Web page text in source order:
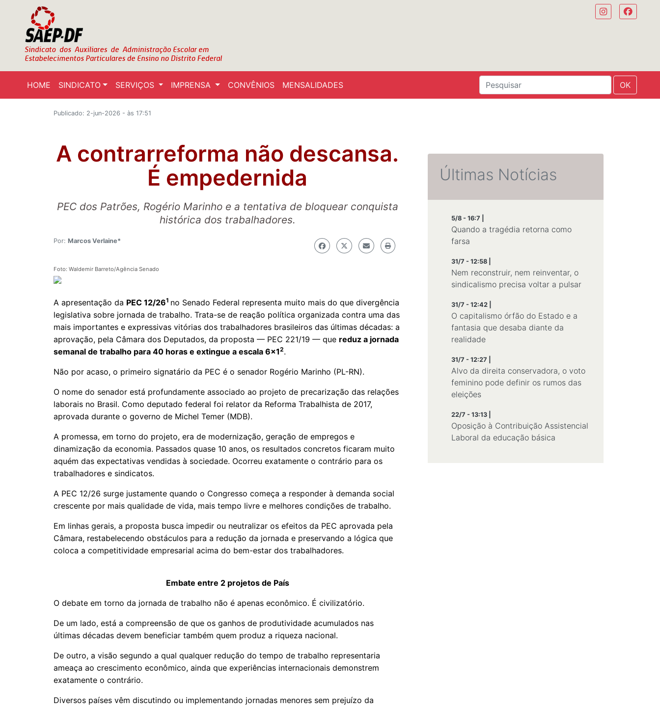
HOME SINDICATO SERVIÇOS IMPRENSA CONVÊNIOS MENSALIDADES OK
Publicado: 2-jun-2026 - às 17:51
A contrarreforma não descansa.
É empedernida
PEC dos Patrões, Rogério Marinho e a tentativa de bloquear conquista
histórica dos trabalhadores.
Por: Marcos Verlaine*
Foto: Waldemir Barreto/Agência Senado
A apresentação da PEC 12/261 no Senado Federal representa muito mais do que divergência
legislativa sobre jornada de trabalho. Trata-se de reação política organizada contra uma das
mais importantes e expressivas vitórias dos trabalhadores brasileiros das últimas décadas: a
aprovação, pela Câmara dos Deputados, da proposta — PEC 221/19 — que reduz a jornada
semanal de trabalho para 40 horas e extingue a escala 6x12.
Não por acaso, o primeiro signatário da PEC é o senador Rogério Marinho (PL-RN).
O nome do senador está profundamente associado ao projeto de precarização das relações
laborais no Brasil. Como deputado federal foi relator da Reforma Trabalhista de 2017,
aprovada durante o governo de Michel Temer (MDB).
A promessa, em torno do projeto, era de modernização, geração de empregos e
dinamização da economia. Passados quase 10 anos, os resultados concretos ficaram muito
aquém das expectativas vendidas à sociedade. Ocorreu exatamente o contrário para os
trabalhadores e sindicatos.
A PEC 12/26 surge justamente quando o Congresso começa a responder à demanda social
crescente por mais qualidade de vida, mais tempo livre e melhores condições de trabalho.
Em linhas gerais, a proposta busca impedir ou neutralizar os efeitos da PEC aprovada pela
Câmara, restabelecendo obstáculos para a redução da jornada e preservando a lógica que
coloca a competitividade empresarial acima do bem-estar dos trabalhadores.
Embate entre 2 projetos de País
O debate em torno da jornada de trabalho não é apenas econômico. É civilizatório.
De um lado, está a compreensão de que os ganhos de produtividade acumulados nas
últimas décadas devem beneficiar também quem produz a riqueza nacional.
De outro, a visão segundo a qual qualquer redução do tempo de trabalho representaria
ameaça ao crescimento econômico, ainda que experiências internacionais demonstrem
exatamente o contrário.
Diversos países vêm discutindo ou implementando jornadas menores sem prejuízo da
Últimas Notícias
5/8 - 16:7 |
Quando a tragédia retorna como
farsa
31/7 - 12:58 |
Nem reconstruir, nem reinventar, o
sindicalismo precisa voltar a pulsar
31/7 - 12:42 |
O capitalismo órfão do Estado e a
fantasia que desaba diante da
realidade
31/7 - 12:27 |
Alvo da direita conservadora, o voto
feminino pode definir os rumos das
eleições
22/7 - 13:13 |
Oposição à Contribuição Assistencial
Laboral da educação básica